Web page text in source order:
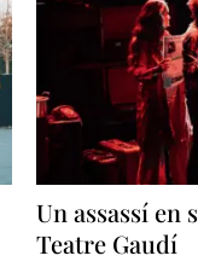
Un assassí en
Teatre Gaudí